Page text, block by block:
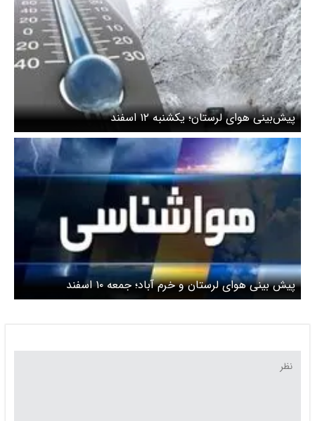
پیش‌بینی هوای لرستان؛ یکشنبه ۱۲ اسفند
پیش بینی هوای لرستان و خرم آباد؛ جمعه ۱۰ اسفند